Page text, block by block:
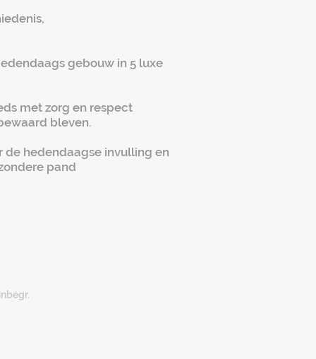
gebouw in 5 luxe
met zorg en respect
bleven.
de hedendaagse invulling en
pand
inbegr.